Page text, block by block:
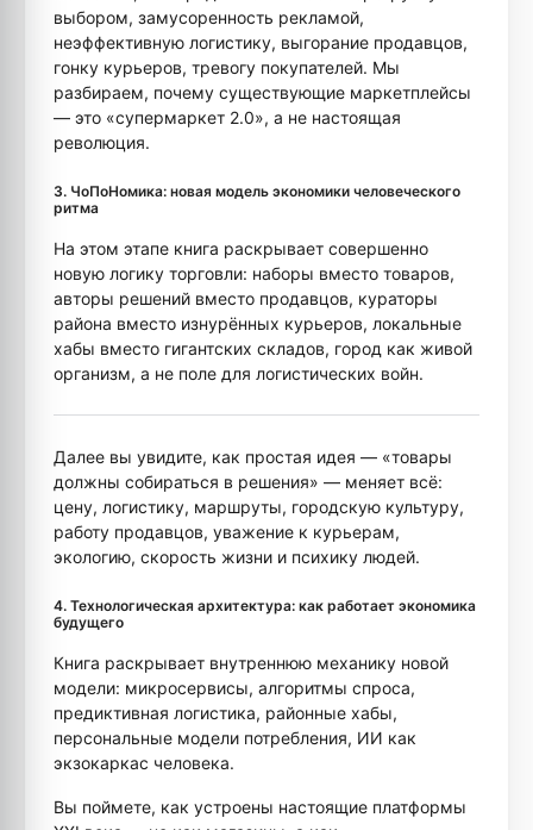
выбором, замусоренность рекламой,
неэффективную логистику, выгорание продавцов,
гонку курьеров, тревогу покупателей. Мы
разбираем, почему существующие маркетплейсы
— это «супермаркет 2.0», а не настоящая
революция.
3. ЧоПоНомика: новая модель экономики человеческого
ритма
На этом этапе книга раскрывает совершенно
новую логику торговли: наборы вместо товаров,
авторы решений вместо продавцов, кураторы
района вместо изнурённых курьеров, локальные
хабы вместо гигантских складов, город как живой
организм, а не поле для логистических войн.
Далее вы увидите, как простая идея — «товары
должны собираться в решения» — меняет всё:
цену, логистику, маршруты, городскую культуру,
работу продавцов, уважение к курьерам,
экологию, скорость жизни и психику людей.
4. Технологическая архитектура: как работает экономика
будущего
Книга раскрывает внутреннюю механику новой
модели: микросервисы, алгоритмы спроса,
предиктивная логистика, районные хабы,
персональные модели потребления, ИИ как
экзокаркас человека.
Вы поймете, как устроены настоящие платформы